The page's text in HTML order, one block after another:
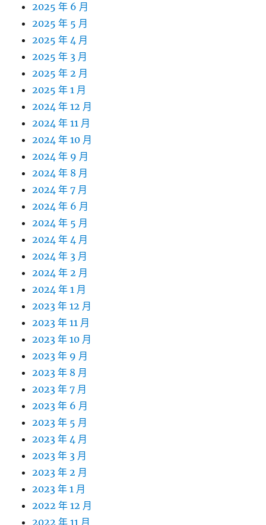
2025 年 6 月
2025 年 5 月
2025 年 4 月
2025 年 3 月
2025 年 2 月
2025 年 1 月
2024 年 12 月
2024 年 11 月
2024 年 10 月
2024 年 9 月
2024 年 8 月
2024 年 7 月
2024 年 6 月
2024 年 5 月
2024 年 4 月
2024 年 3 月
2024 年 2 月
2024 年 1 月
2023 年 12 月
2023 年 11 月
2023 年 10 月
2023 年 9 月
2023 年 8 月
2023 年 7 月
2023 年 6 月
2023 年 5 月
2023 年 4 月
2023 年 3 月
2023 年 2 月
2023 年 1 月
2022 年 12 月
2022 年 11 月